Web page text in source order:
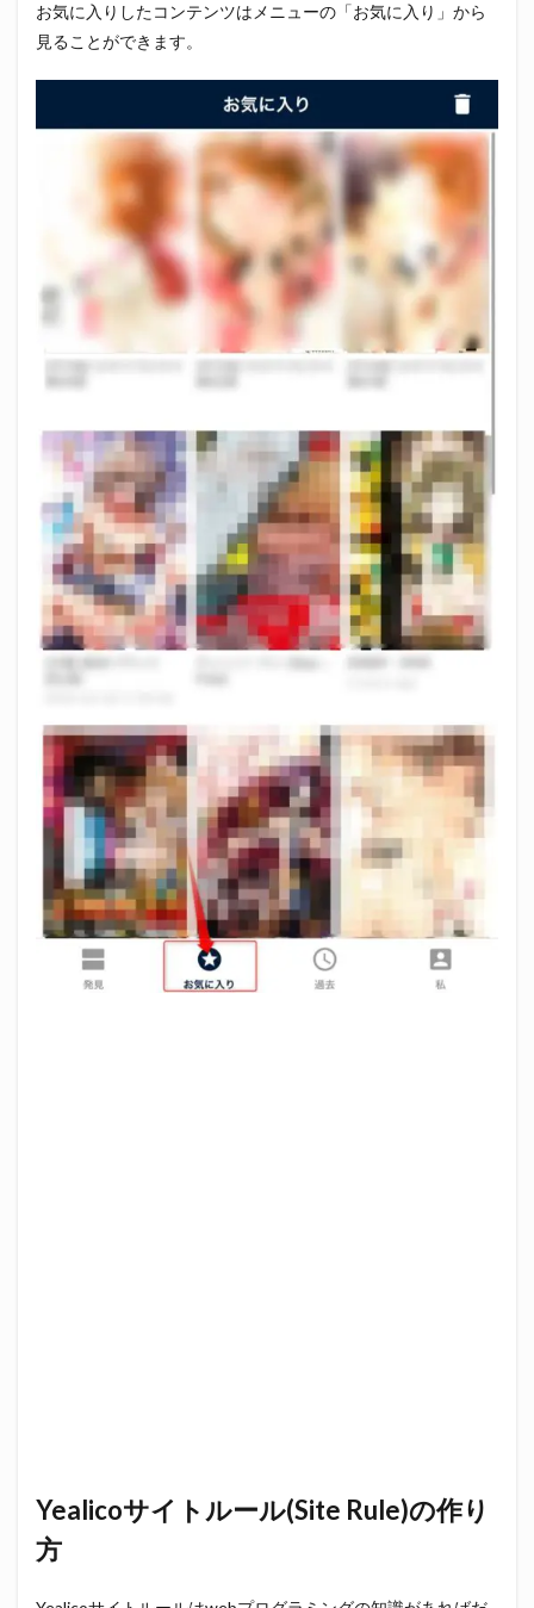
お気に入りしたコンテンツはメニューの「お気に入り」から
見ることができます。
Yealicoサイトルール(Site Rule)の作り
方